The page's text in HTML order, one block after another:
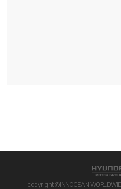
copyright©INNOCEAN